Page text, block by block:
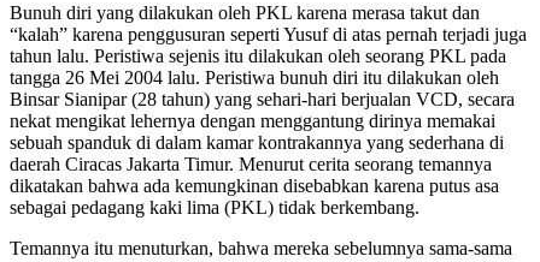
Bunuh diri yang dilakukan oleh PKL karena merasa takut dan
“kalah” karena penggusuran seperti Yusuf di atas pernah terjadi juga
tahun lalu. Peristiwa sejenis itu dilakukan oleh seorang PKL pada
tangga 26 Mei 2004 lalu. Peristiwa bunuh diri itu dilakukan oleh
Binsar Sianipar (28 tahun) yang sehari-hari berjualan VCD, secara
nekat mengikat lehernya dengan menggantung dirinya memakai
sebuah spanduk di dalam kamar kontrakannya yang sederhana di
daerah Ciracas Jakarta Timur. Menurut cerita seorang temannya
dikatakan bahwa ada kemungkinan disebabkan karena putus asa
sebagai pedagang kaki lima (PKL) tidak berkembang.
Temannya itu menuturkan, bahwa mereka sebelumnya sama-sama